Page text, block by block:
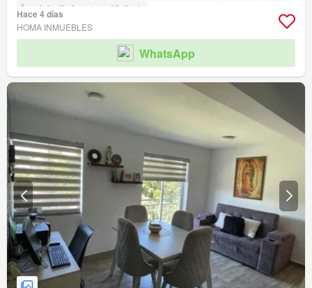
Área infantil
Ascensor Vigilante
Hace 4 días
HOMA INMUEBLES
WhatsApp